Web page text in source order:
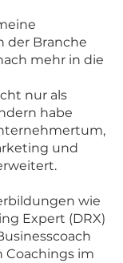
der Branche
mehr in die
nur als
habe
und
wie
Expert (DRX)
Coachings im